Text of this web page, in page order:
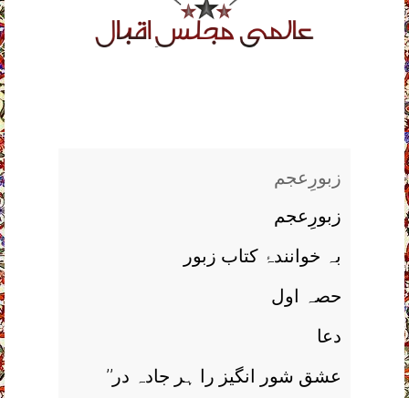
زبورِعجم
زبورِعجم
بہ خوانندۂ کتاب زبور
حصہ اول
دعا
’’عشق شور انگیز را ہر جادہ در